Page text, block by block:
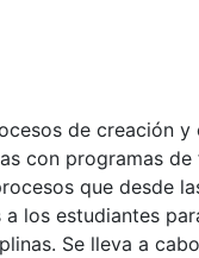
de creación y
con programas
que desde
los estudiantes
Se lleva a